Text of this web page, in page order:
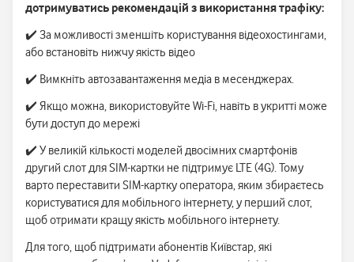
дотримуватись рекомендацій з використання трафіку:
✔️ За можливості зменшіть користування відеохостингами,
або встановіть нижчу якість відео
✔️ Вимкніть автозавантаження медіа в месенджерах.
✔️ Якщо можна, використовуйте Wi-Fi, навіть в укритті може
бути доступ до мережі
✔️ У великій кількості моделей двосімних смартфонів
другий слот для SIM-картки не підтримує LTE (4G). Тому
варто переставити SIM-картку оператора, яким збираєтесь
користуватися для мобільного інтернету, у перший слот,
щоб отримати кращу якість мобільного інтернету.
Для того, щоб підтримати абонентів Київстар, які